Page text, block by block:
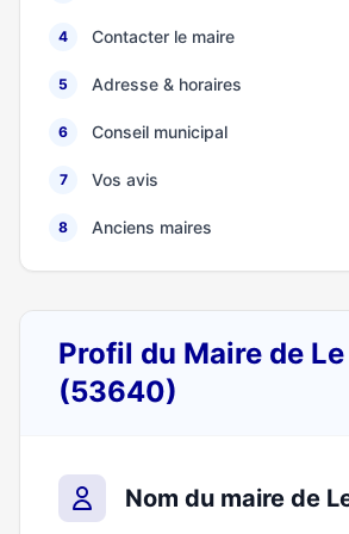
4 Contacter le maire
5 Adresse & horaires
6 Conseil municipal
7 Vos avis
8 Anciens maires
Profil du Maire de
(53640)
Nom du maire de